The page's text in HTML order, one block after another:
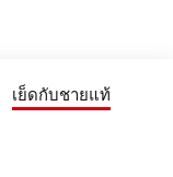
เย็ดกับชายแท้